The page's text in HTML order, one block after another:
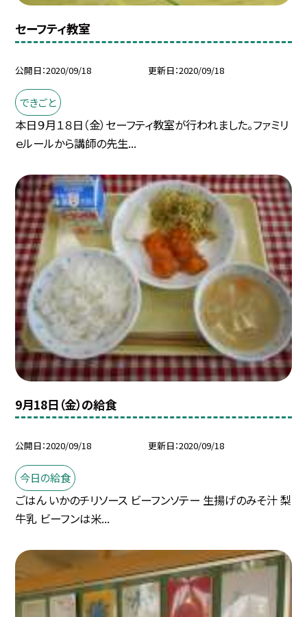
セーフティ教室
公開日 2020/09/18 更新日 2020/09/18
できごと
本日９月１８日（金）セーフティ教室が行われました。ファミリ
ｅルールから講師の先生...
9月18日（金）の給食
公開日 2020/09/18 更新日 2020/09/18
今日の給食
ごはん いかのチリソース ビーフンソテー 生揚げのみそ汁 梨
牛乳 ビーフンは米...